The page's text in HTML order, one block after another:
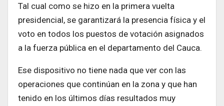
Tal cual como se hizo en la primera vuelta
presidencial, se garantizará la presencia física y el
voto en todos los puestos de votación asignados
a la fuerza pública en el departamento del Cauca.
Ese dispositivo no tiene nada que ver con las
operaciones que continúan en la zona y que han
tenido en los últimos días resultados muy